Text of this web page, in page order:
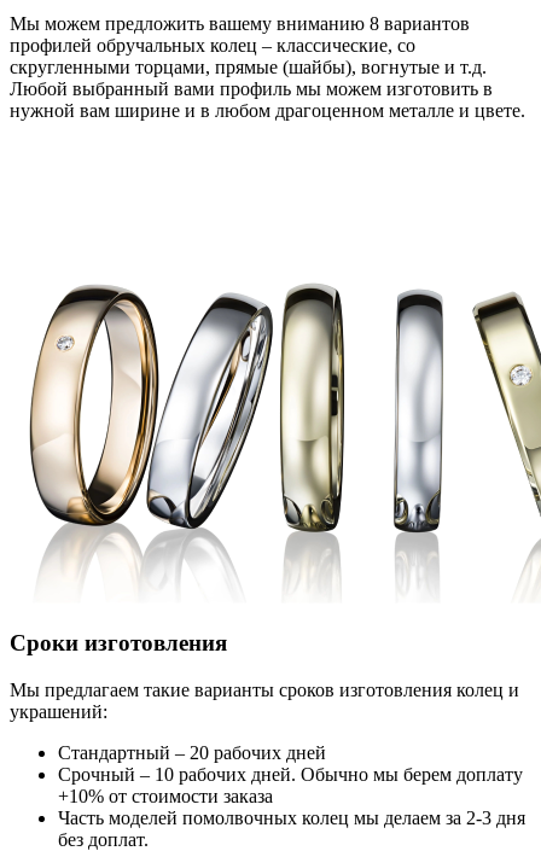
Мы можем предложить вашему вниманию 8 вариантов
профилей обручальных колец – классические, со
скругленными торцами, прямые (шайбы), вогнутые и т.д.
Любой выбранный вами профиль мы можем изготовить в
нужной вам ширине и в любом драгоценном металле и цвете.
Сроки изготовления
Мы предлагаем такие варианты сроков изготовления колец и
украшений:
Стандартный – 20 рабочих дней
Срочный – 10 рабочих дней. Обычно мы берем доплату
+10% от стоимости заказа
Часть моделей помолвочных колец мы делаем за 2-3 дня
без доплат.